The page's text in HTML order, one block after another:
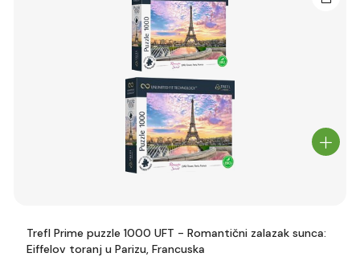
Trefl Prime puzzle 1000 UFT - Romantični zalazak sunca:
Eiffelov toranj u Parizu, Francuska